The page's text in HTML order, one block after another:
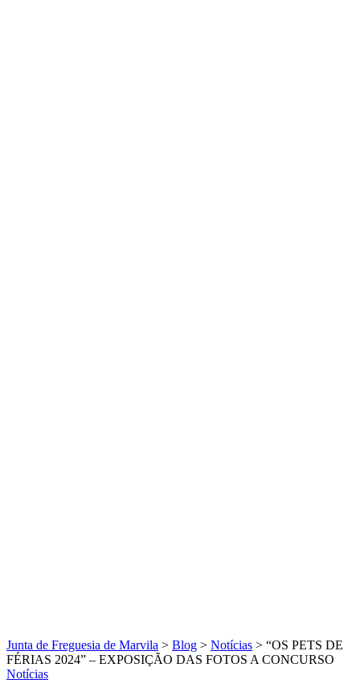
Junta de Freguesia de Marvila > Blog > Notícias > “OS PETS DE
FÉRIAS 2024” – EXPOSIÇÃO DAS FOTOS A CONCURSO
Notícias